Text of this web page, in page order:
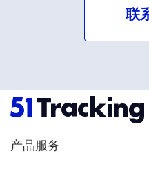
联
产品服务